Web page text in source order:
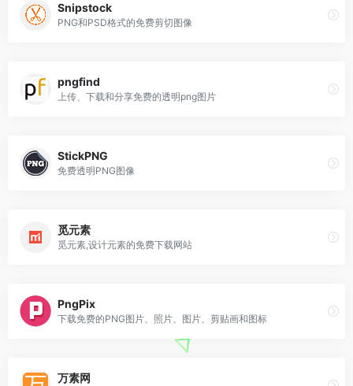
Snipstock
PNG和PSD格式的免费剪切图像
pngfind
上传、下载和分享免费的透明png图片
StickPNG
免费透明PNG图像
觅元素
觅元素,设计元素的免费下载网站
PngPix
下载免费的PNG图片、照片、图片、剪贴画和图标
万素网